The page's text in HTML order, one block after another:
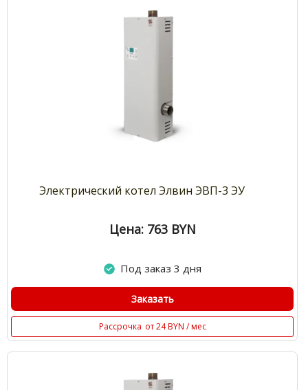
Электрический котел Элвин ЭВП-3 ЭУ
Цена: 763 BYN
Под заказ 3 дня
Заказать
Рассрочка от 24 BYN / мес